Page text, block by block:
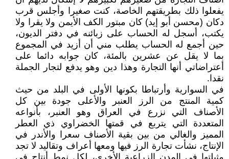
يفعلوا ذلك بطريقتهم الخاصة، كنت صغيرا وأجلس قرب
دكان (محسن أبو إيد) كان مبتور الكف الأيمن ولا يقرا ولا
يكتب، أسجل له الحساب على زبائنه في دفتر الديون،
حين أجمع له الحساب يطلب مني أن أزيد في المجموع
بما لا يقل عن عشرين بالمئة، كان جوابه دائما على
أعتراضاتي أنها التجارة وهذا دين وهو يدفع لتجار الجملة
نقدا.
في السوارية وأرتباطا بكونها الأولى في البلد من حيث
كمية المنتج من الرز العنبر والأعلى جودة بين كل
الأصناف التي نزرع في العراق وهو العنبر، بأنواعه
المتعددة التي يتربع في قمتها الخضراوي ذي العطر
المميز والغالي من بين بقية الأصناف سعرا والأندر في
الإنتاج، نشأت تجارة الرز فيها ومعها أعراف وتقاليد لا تجد